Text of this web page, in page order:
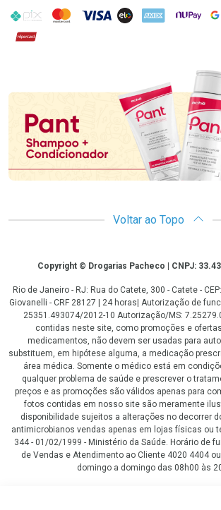
PIX MasterCard
VISA ELO AMEX NuPay
Hipercard
Promoção em Destaque
Voltar ao Topo
CopyrightCopyright © Drogarias Pacheco | CNPJ:
Rio de Janeiro - RJ: Rua do Catete, 300 - Catete -
Giovanelli - CRF 28127 | 24 horas| Autorização de
25351.493074/2012-10 Autorização/MS:
contidas neste site, como promoções e
medicamentos, não devem ser usadas para
substituem, em hipótese alguma, a medicação
área médica. Somente o médico está em
qualquer problema de saúde e prescrever o
preços e as promoções são válidos apenas para
fotos contidas em nosso site são meramente
disponibilidade sujeitos a alterações no decorrer
antimicrobianos vendas apenas em lojas físicas ou
344 - 01/02/1999 - Ministério da Saúde. Horário de
de Vendas e Atendimento ao Cliente 4020 4404
domingo a domingo das 08h00 às